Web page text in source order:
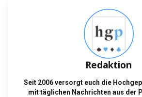
Redaktion
Seit 2006 versorgt euch die
mit täglichen Nachrichten aus der